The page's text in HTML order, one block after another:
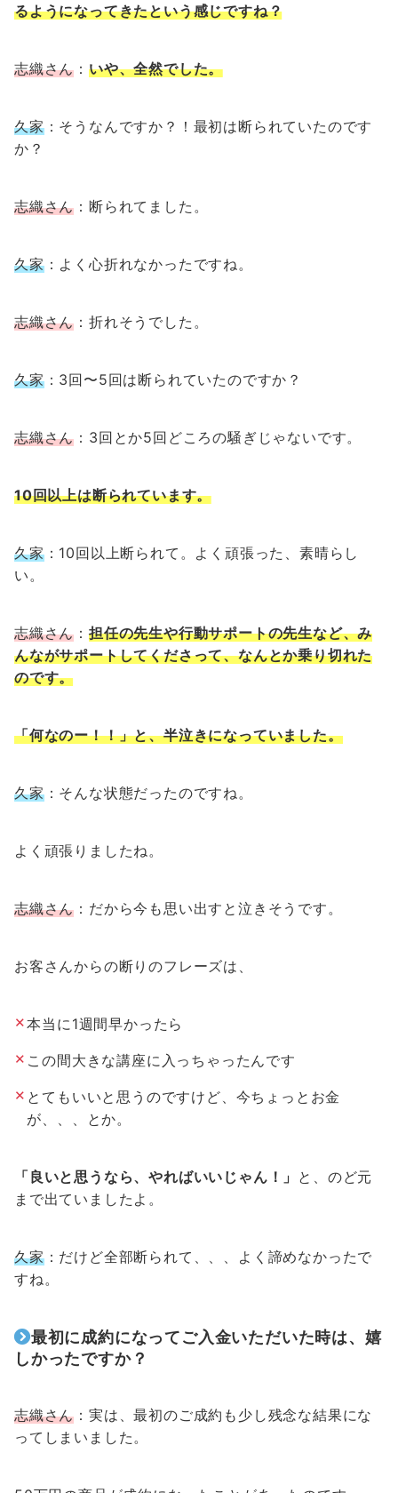
るようになってきたという感じですね？
志織さん ：いや、全然でした。
久家：そうなんですか？！最初は断られていたのです
か？
志織さん ：断られてました。
久家：よく心折れなかったですね。
志織さん ：折れそうでした。
久家：3回〜5回は断られていたのですか？
志織さん ：3回とか5回どころの騒ぎじゃないです。
10回以上は断られています。
久家：10回以上断られて。よく頑張った、素晴らし
い。
志織さん ：担任の先生や行動サポートの先生など、み
んながサポートしてくださって、なんとか乗り切れた
のです。
「何なのー！！」と、半泣きになっていました。
久家：そんな状態だったのですね。
よく頑張りましたね。
志織さん ：だから今も思い出すと泣きそうです。
お客さんからの断りのフレーズは、
本当に1週間早かったら
この間大きな講座に入っちゃったんです
とてもいいと思うのですけど、今ちょっとお金
が、、、とか。
「良いと思うなら、やればいいじゃん！」 と、のど元
まで出ていましたよ。
久家：だけど全部断られて、、、よく諦めなかったで
すね。
最初に成約になってご入金いただいた時は、嬉
しかったですか？
志織さん ：実は、最初のご成約も少し残念な結果にな
ってしまいました。